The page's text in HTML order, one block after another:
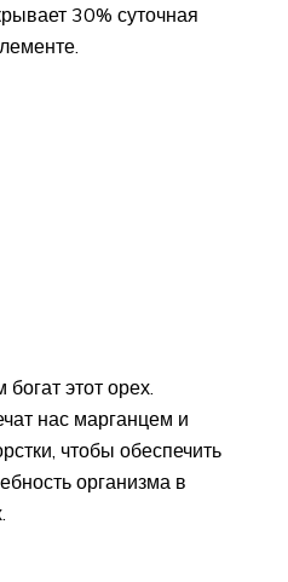
30% суточная
этот орех.
нас марганцем и
чтобы обеспечить
организма в